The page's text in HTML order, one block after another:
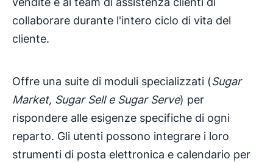
collaborare durante l'intero ciclo di vita del
cliente.
Offre una suite di moduli specializzati (Sugar
Market, Sugar Sell e Sugar Serve) per
rispondere alle esigenze specifiche di ogni
reparto. Gli utenti possono integrare i loro
strumenti di posta elettronica e calendario per